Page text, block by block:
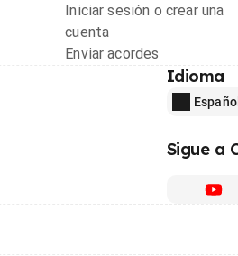
Iniciar sesión o crear una
cuenta
Enviar acordes
Idioma
Español
Sigue a